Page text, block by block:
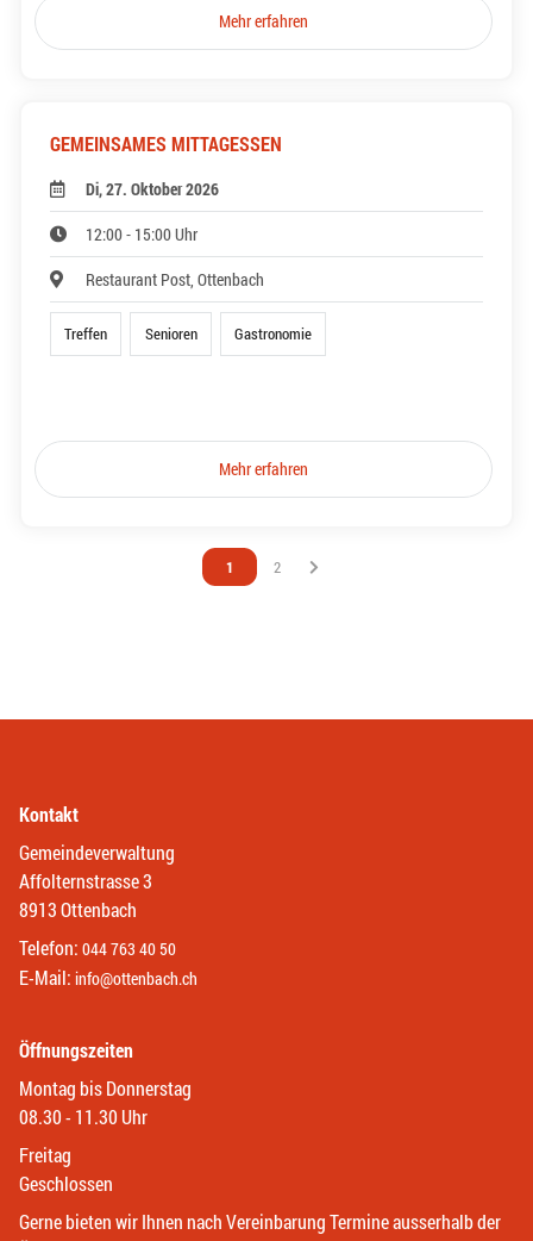
Mehr erfahren
GEMEINSAMES MITTAGESSEN
Di, 27. Oktober 2026
12:00 - 15:00 Uhr
Restaurant Post, Ottenbach
Treffen Senioren Gastronomie
Mehr erfahren
Vous êtes sur la page
1 Vous êtes sur la page
2
Kontakt
Gemeindeverwaltung
Affolternstrasse 3
8913 Ottenbach
Telefon: 044 763 40 50
E-Mail: info@ottenbach.ch
Öffnungszeiten
Montag bis Donnerstag
08.30 - 11.30 Uhr
Freitag
Geschlossen
Gerne bieten wir Ihnen nach Vereinbarung Termine ausserhalb der